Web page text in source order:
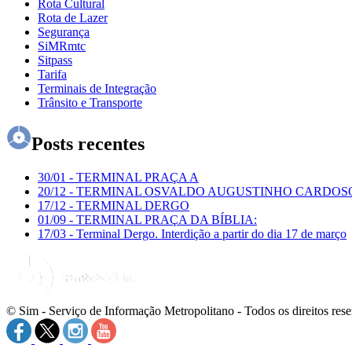
Rota Cultural
Rota de Lazer
Segurança
SiMRmtc
Sitpass
Tarifa
Terminais de Integração
Trânsito e Transporte
Posts recentes
30/01 - TERMINAL PRAÇA A
20/12 - TERMINAL OSVALDO AUGUSTINHO
17/12 - TERMINAL DERGO
01/09 - TERMINAL PRAÇA DA BÍBLIA:
17/03 - Terminal Dergo. Interdição a partir do dia 17 de março
© Sim - Serviço de Informação Metropolitano - Todos os direitos